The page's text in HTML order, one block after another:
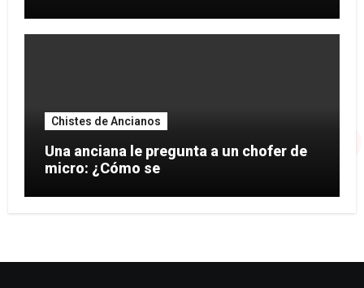
Chistes de Ancianos
Una anciana le pregunta a un chofer de
micro: ¿Cómo se